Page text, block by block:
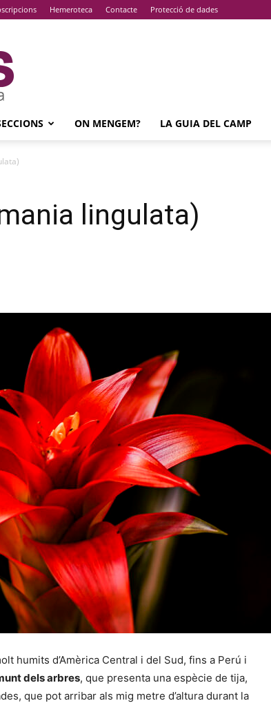
Hemeroteca Contacte Protecció de dades
ON MENGEM? LA GUIA DEL CAMP
lingulata)
humits d’Amèrica Central i del Sud, fins a Perú i
dels arbres, que presenta una espècie de tija,
que pot arribar als mig metre d’altura durant la